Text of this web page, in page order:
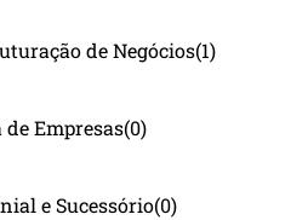
de Negócios(1)
Empresas(0)
e Sucessório(0)